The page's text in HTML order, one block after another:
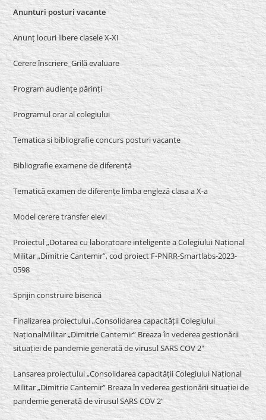
Anunturi posturi vacante
Anunț locuri libere clasele X-XI
Cerere înscriere_Grilă evaluare
Program audiențe părinți
Programul orar al colegiului
Tematica si bibliografie concurs posturi vacante
Bibliografie examene de diferență
Tematică examen de diferențe limba engleză clasa a X-a
Model cerere transfer elevi
Proiectul „Dotarea cu laboratoare inteligente a Colegiului Național
Militar „Dimitrie Cantemir”, cod proiect F-PNRR-Smartlabs-2023-
0598
Sprijin construire biserică
Finalizarea proiectului „Consolidarea capacității Colegiului
NaționalMilitar „Dimitrie Cantemir” Breaza în vederea gestionării
situației de pandemie generată de virusul SARS COV 2″
Lansarea proiectului „Consolidarea capacității Colegiului Național
Militar „Dimitrie Cantemir” Breaza în vederea gestionării situației de
pandemie generată de virusul SARS COV 2”